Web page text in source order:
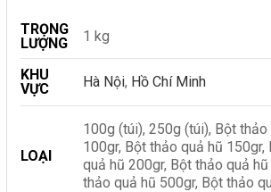
TRỌNG
LƯỢNG
1 kg
KHU
VỰC
Hà Nội, Hồ Chí Minh
LOẠI
100g (túi), 250g (túi), Bột thảo
100gr, Bột thảo quả hũ 150gr,
quả hũ 200gr, Bột thảo quả
thảo quả hũ 500gr, Bột thảo